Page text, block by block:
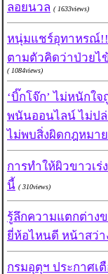
ลอยนวล ( 1633views)
หนุ่มแชร์อุทาหรณ์
ตามตัวคิดว่าป่วยไ
( 1084views)
‘บิ๊กโจ๊ก’ ไม่หนักใ
พนันออนไลน์ ไม่ป
ไม่พบสิ่งผิดกฎหมา
การทำให้ผิวขาวเ
นี้ ( 310views)
รู้ลึกความแตกต่าง
ยี่ห้อไหนดี หน้าสว่า
กรมอุตุฯ ประกาศเ